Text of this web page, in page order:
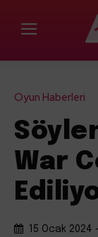
Oyun Haberleri
War
15 Ocak 2024